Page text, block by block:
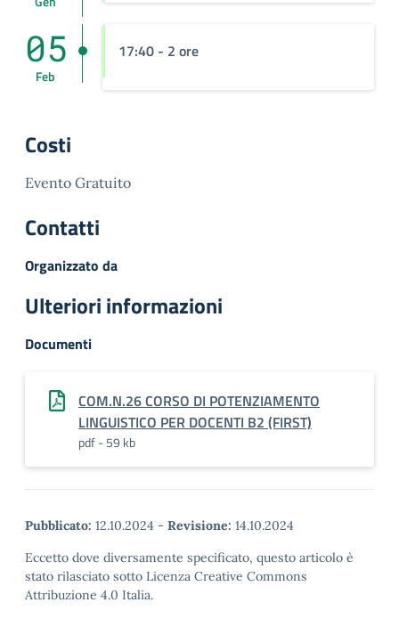
05
Feb
17:40 - 2 ore
Costi
Evento Gratuito
Contatti
Organizzato da
Ulteriori informazioni
Documenti
COM.N.26 CORSO DI POTENZIAMENTO
LINGUISTICO PER DOCENTI B2 (FIRST)
pdf - 59 kb
Pubblicato: 12.10.2024 - Revisione: 14.10.2024
Eccetto dove diversamente specificato, questo articolo è
stato rilasciato sotto Licenza Creative Commons
Attribuzione 4.0 Italia.